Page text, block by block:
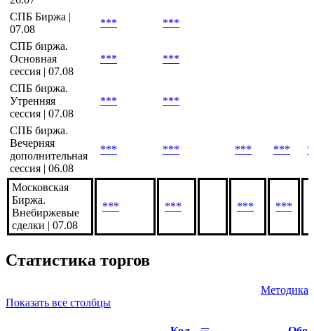
Московская
биржа. Сессия
выходного дня |
26.07
*** ***
СПБ Биржа |
07.08
СПБ биржа.
Основная
сессия | 07.08
*** ***
СПБ биржа.
Утренняя
сессия | 07.08
*** ***
СПБ биржа.
Вечерняя
дополнительная
сессия | 06.08
Московская
Внебиржевые
Статистика торгов